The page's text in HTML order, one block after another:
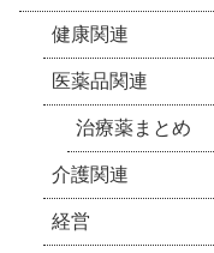
健康関連
医薬品関連
治療薬まとめ
介護関連
経営